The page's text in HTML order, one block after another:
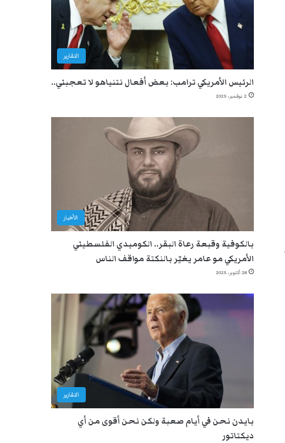
التقارير
الرئيس الأمريكي ترامب: بعض أفعال نتنياهو لا تعجبني..
2 نوفمبر، 2025
الأخبار
بالكوفية وقبعة رعاة البقر.. الكوميدي الفلسطيني
الأمريكي مو عامر يغيّر بالنكتة مواقف الناس
28 أكتوبر، 2025
التقارير
بايدن نحن في أيام صعبة ولكن نحن أقوى من أي
ديكتاتور